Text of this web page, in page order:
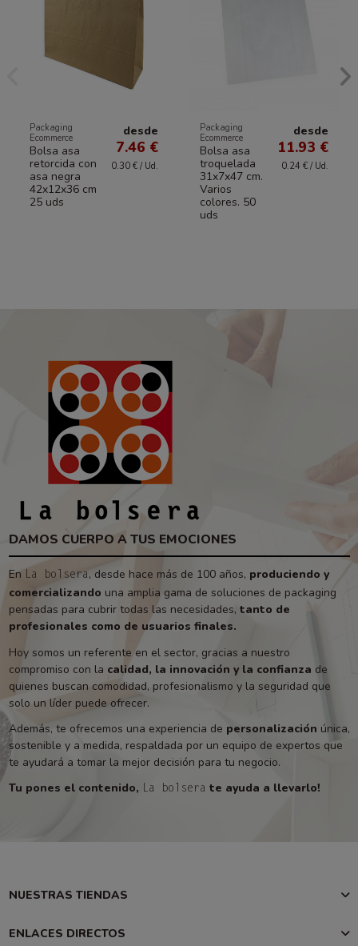
Packaging
Ecommerce
Bolsa asa
retorcida con
asa negra
42x12x36 cm
25 uds
desde
7.46 €
0.30 € / Ud.
Packaging
Ecommerce
Bolsa asa
troquelada
31x7x47 cm.
Varios
colores. 50
uds
desde
11.93 €
0.24 € / Ud.
DAMOS CUERPO A TUS EMOCIONES
En La bolsera , desde hace más de 100 años, produciendo y
comercializando una amplia gama de soluciones de packaging
pensadas para cubrir todas las necesidades, tanto de
profesionales como de usuarios finales.
Hoy somos un referente en el sector, gracias a nuestro
compromiso con la calidad, la innovación y la confianza de
quienes buscan comodidad, profesionalismo y la seguridad que
solo un líder puede ofrecer.
Además, te ofrecemos una experiencia de personalización única,
sostenible y a medida, respaldada por un equipo de expertos que
te ayudará a tomar la mejor decisión para tu negocio.
Tu pones el contenido, La bolsera te ayuda a llevarlo!
NUESTRAS TIENDAS
ENLACES DIRECTOS